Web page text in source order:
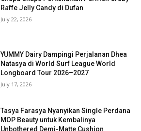
Raffe Jelly Candy di Dufan
July 22, 2026
YUMMY Dairy Dampingi Perjalanan Dhea
Natasya di World Surf League World
Longboard Tour 2026–2027
July 17, 2026
Tasya Farasya Nyanyikan Single Perdana
MOP Beauty untuk Kembalinya
Unbothered Demi-Matte Cushion